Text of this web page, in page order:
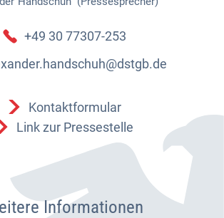
+49 30 77307-253
Kontaktformular
Link zur Pressestelle
Informationen